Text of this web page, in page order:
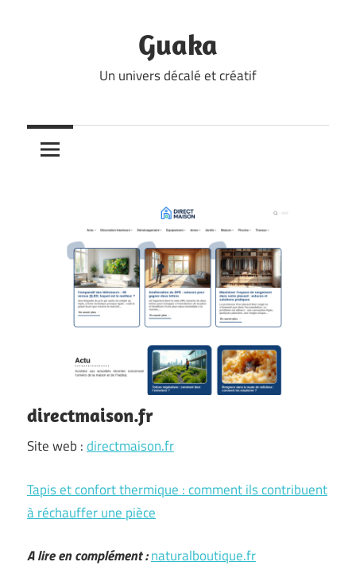
Guaka
Un univers décalé et créatif
directmaison.fr
Site web :directmaison.fr
Tapis et confort thermique : comment ils contribuent
à réchauffer une pièce
A lire en complément :naturalboutique.fr